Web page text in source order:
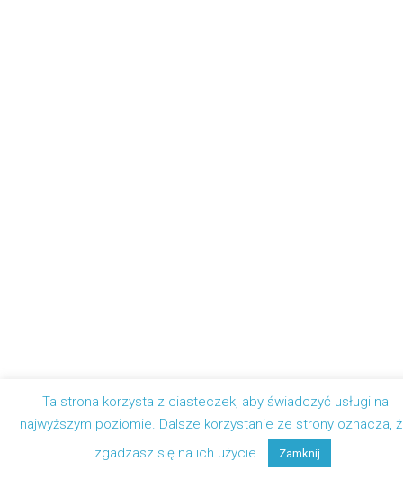
Ta strona korzysta z ciasteczek, aby świadczyć usługi na
najwyższym poziomie. Dalsze korzystanie ze strony oznacza,
zgadzasz się na ich użycie.
Zamknij